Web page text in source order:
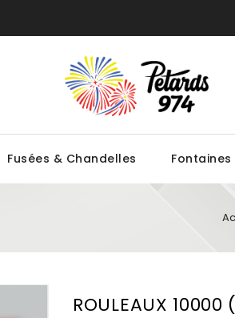
Fusées & Chandelles
ROULEAUX